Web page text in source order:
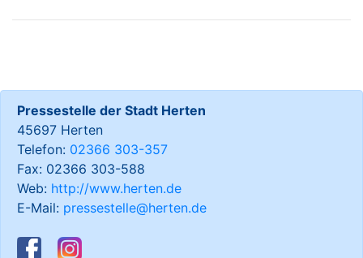
Pressestelle der Stadt Herten
45697 Herten
Telefon: 02366 303-357
Fax: 02366 303-588
Web: http://www.herten.de
E-Mail: pressestelle@herten.de